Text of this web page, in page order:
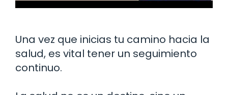
Una vez que inicias tu camino hacia la
salud, es vital tener un seguimiento
continuo.